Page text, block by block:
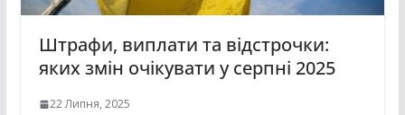
Штрафи, виплати та відстрочки:
яких змін очікувати у серпні 2025
22 Липня, 2025